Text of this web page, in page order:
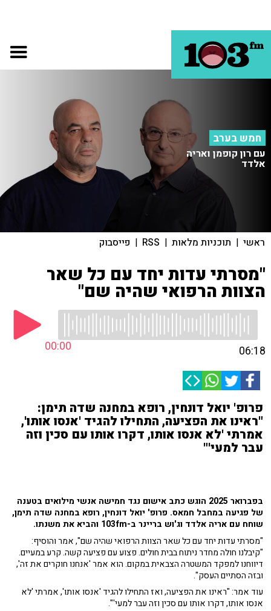
חמש בערב
עם רון קופמן ואריה
אלדד
ראשי | תוכניות מלאות |
RSS
| פייסבוק
"מסרתי עדות יחד עם כל שאר
הצוות הרפואי שהיה שם"
00:00 06:18
פרופ' יואל דונחין, רופא במחנה שדה תימן:
"ראינו את הפציעה, התחילו להגיד 'אנסו אותו',
אמרתי 'לא אנסו אותו, דקרו אותו עם סכין וזה
עבר למעי'"
בפברואר 2025 הוגש כתב אישום נגד חמישה אנשי מילואים בטענה
של פגיעה במחבל חמאס. פרופ' יואל דונחין, רופא במחנה שדה תימן,
שוחח עם אריה אלדד וג'וש בריינר ב-103fm והביא את משנתו.
"מסרתי עדות יחד עם כל שאר הצוות הרפואי שהיה שם", אמר והוסיף:
"קיבלנו חולה מחדר ניתוח בבית חולים. פצוע עם פציעה קשה. קרע במעיים.
דיווחנו למפקד המשטרה הצבאית במקום. הוא אמר 'אנחנו חוקרים את זה',
ובזה הסתיים העסק".
עוד אמר: "ראינו את הפציעה, ואז התחילו להגיד 'אנסו אותו', אמרתי 'לא
אנסו אותו, דקרו אותו עם סכין וזה עבר למעי'".